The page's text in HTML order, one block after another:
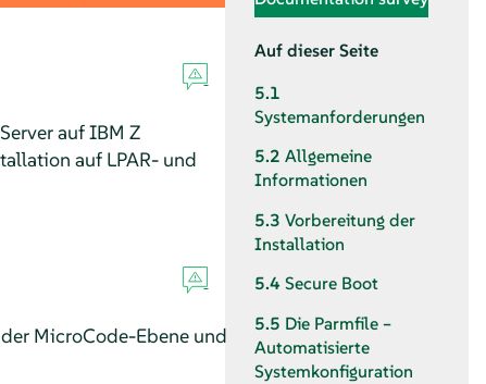
auf IBM Z
auf LPAR- und
MicroCode-Ebene und
Auf dieser Seite
5.1
Systemanforderungen
5.2 Allgemeine
Informationen
5.3 Vorbereitung der
Installation
5.4 Secure Boot
5.5 Die Parmfile –
Automatisierte
Systemkonfiguration